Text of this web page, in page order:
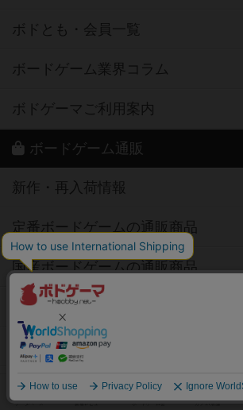
ボドとも・会員一覧
ボードゲーム業界コラム
ボドゲーマご利用案内
ボードゲーム通販
新作・再入荷情報
定番ボードゲームの通販商品
国産ボードゲームの通販商品
子供向けボードゲームの通販商品
2人用ボードゲームの通販商品
20分以下のボードゲームの通販商品